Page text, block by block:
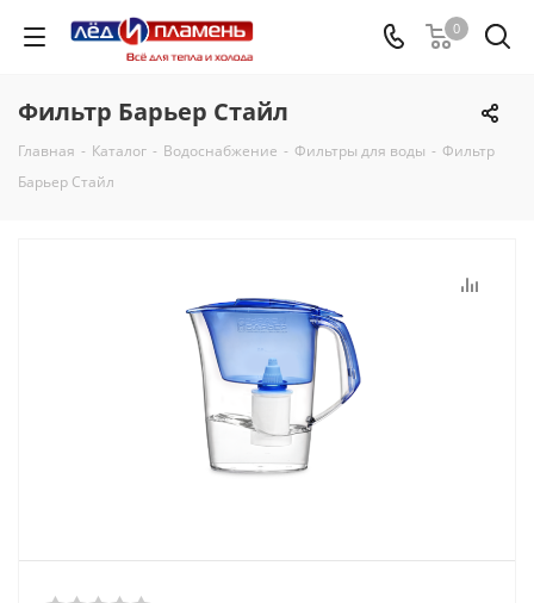
0
Фильтр Барьер Стайл
Главная - Каталог - Водоснабжение - Фильтры для воды - Фильтр
Барьер Стайл